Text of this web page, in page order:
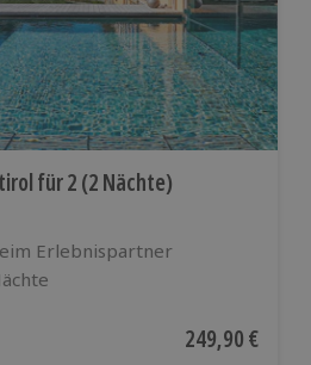
für 2 (2 Nächte)
Erlebnispartner
auf 6 BewertungenAktueller Preis
249,90 €